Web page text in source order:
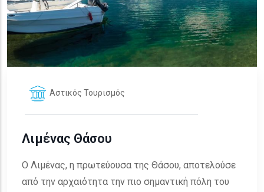
Αστικός Τουρισμός
Λιμένας Θάσου
Ο Λιμένας, η πρωτεύουσα της Θάσου, αποτελούσε
από την αρχαιότητα την πιο σημαντική πόλη του